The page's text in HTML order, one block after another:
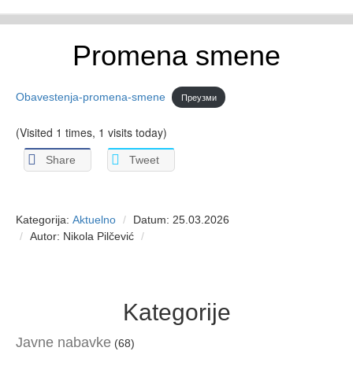
Promena smene
Obavestenja-promena-smene Преузми
(Visited 1 times, 1 visits today)
Share Tweet
Kategorija: Aktuelno
Datum: 25.03.2026
Autor: Nikola Pilčević
Kategorije
Javne nabavke (68)